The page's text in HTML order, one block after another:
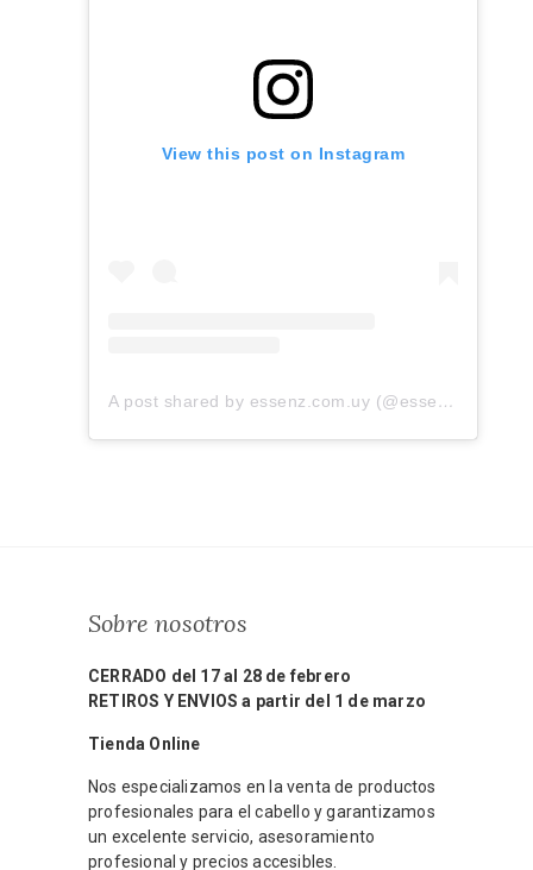
View this post on Instagram
A post shared by essenz.com.uy (@essenz.com.uy)
Sobre nosotros
CERRADO del 17 al 28 de febrero
RETIROS Y ENVIOS a partir del 1 de marzo
Tienda Online
Nos especializamos en la venta de productos
profesionales para el cabello y garantizamos
un excelente servicio, asesoramiento
profesional y precios accesibles.